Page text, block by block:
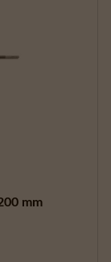
mm